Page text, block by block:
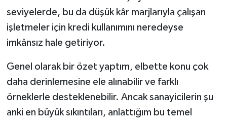
seviyelerde, bu da düşük kâr marjlarıyla çalışan
işletmeler için kredi kullanımını neredeyse
imkânsız hale getiriyor.
Genel olarak bir özet yaptım, elbette konu çok
daha derinlemesine ele alınabilir ve farklı
örneklerle desteklenebilir. Ancak sanayicilerin şu
anki en büyük sıkıntıları, anlattığım bu temel